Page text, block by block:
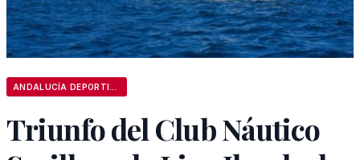
Triunfo del Club Náutico